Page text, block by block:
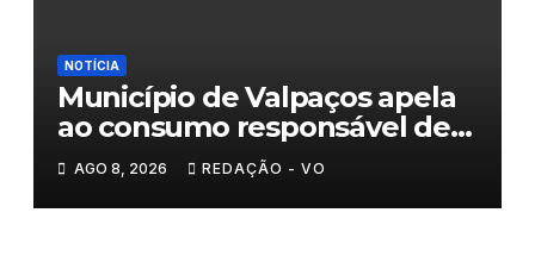
NOTÍCIA
Município de Valpaços apela
ao consumo responsável de
água
AGO 8, 2026 REDAÇÃO - VO